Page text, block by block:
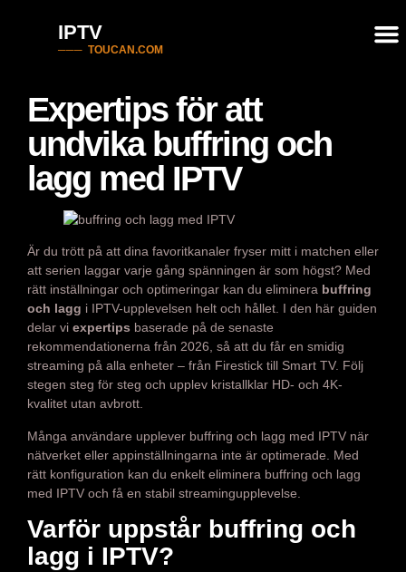
IPTV
─── TOUCAN.COM
Expertips för att
undvika buffring och
lagg med IPTV
Är du trött på att dina favoritkanaler fryser mitt i matchen eller
att serien laggar varje gång spänningen är som högst? Med
rätt inställningar och optimeringar kan du eliminera buffring
och lagg i IPTV-upplevelsen helt och hållet. I den här guiden
delar vi expertips baserade på de senaste
rekommendationerna från 2026, så att du får en smidig
streaming på alla enheter – från Firestick till Smart TV. Följ
stegen steg för steg och upplev kristallklar HD- och 4K-
kvalitet utan avbrott.
Många användare upplever buffring och lagg med IPTV när
nätverket eller appinställningarna inte är optimerade. Med
rätt konfiguration kan du enkelt eliminera buffring och lagg
med IPTV och få en stabil streamingupplevelse.
Varför uppstår buffring och
lagg i IPTV?